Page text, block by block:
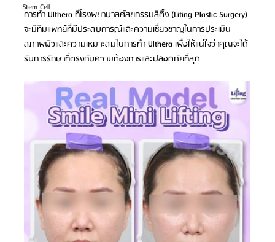
Stem Cell
การทำ Ulthera ที่โรงพยาบาลศัลยกรรมลิติ้ง (Liting Plastic Surgery)
จะมีทีมแพทย์ที่มีประสบการณ์และความเชี่ยวชาญในการประเมิน
สภาพผิวและความเหมาะสมในการทำ Ulthera เพื่อให้แน่ใจว่าคุณจะได้
รับการรักษาที่ตรงกับความต้องการและปลอดภัยที่สุด